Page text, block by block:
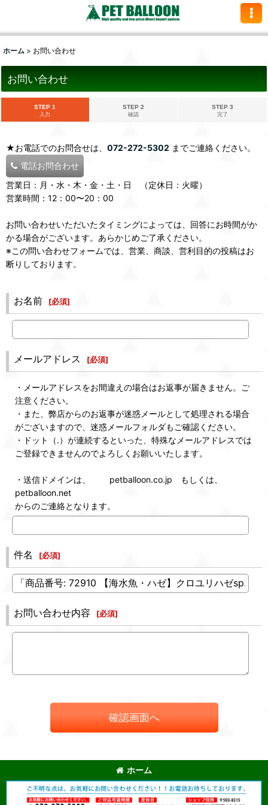
ホーム > お問い合わせ
お問い合わせ
STEP 1
入力
STEP 2
確認
STEP 3
完了
★お電話でのお問合せは、 072-272-5302 までご連絡ください。
電話お問合わせ
営業日：月・水・木・金・土・日 （定休日：火曜）
営業時間：12：00〜20：00
お問い合わせいただいたタイミングによっては、回答にお時間がか
かる場合がございます。あらかじめご了承ください。
※この問い合わせフォームでは、営業、商談、営利目的の投稿はお
断りしております。
お名前 [必須]
メールアドレス [必須]
・メールアドレスをお間違えの場合はお返事が届きません。ご
注意ください。
・また、弊店からのお返事が迷惑メールとして処理される場合
がございますので、迷惑メールフォルダもご確認ください。
・ドット（.）が連続するといった、特殊なメールアドレスでは
ご登録できませんのでよろしくお願いいたします。
・送信ドメインは、 petballoon.co.jp もしくは、
petballoon.net
からのご連絡となります。
件名 [必須]
お問い合わせ内容 [必須]
確認画面へ
ホーム